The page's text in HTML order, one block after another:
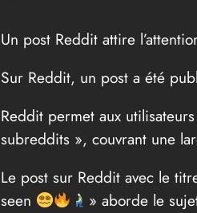
Un post Reddit attire
Sur Reddit, un post a été
Reddit permet aux
subreddits », couvrant une
Le post sur Reddit avec le
seen
» aborde le